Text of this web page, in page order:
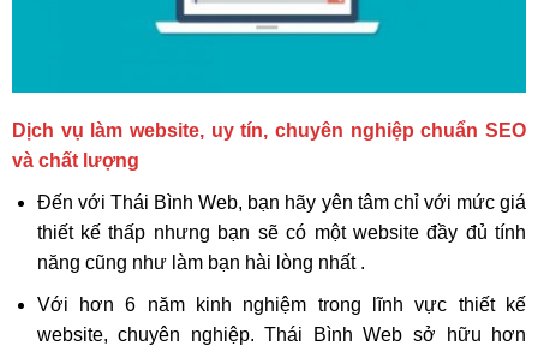
Dịch vụ làm website, uy tín, chuyên nghiệp chuẩn SEO
và chất lượng
Đến với Thái Bình Web, bạn hãy yên tâm chỉ với mức giá
thiết kế thấp nhưng bạn sẽ có một website đầy đủ tính
năng cũng như làm bạn hài lòng nhất .
Với hơn 6 năm kinh nghiệm trong lĩnh vực thiết kế
website, chuyên nghiệp. Thái Bình Web sở hữu hơn